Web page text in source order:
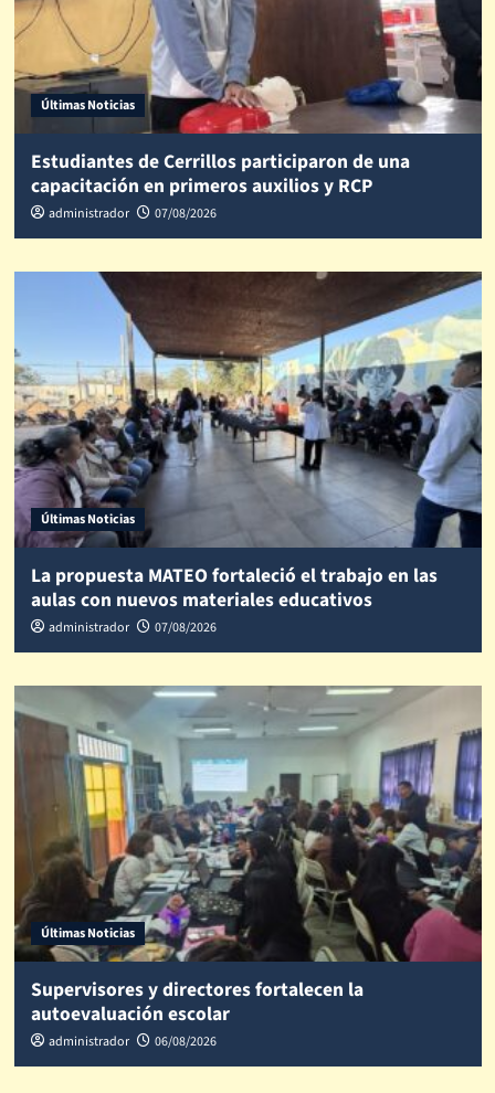
Últimas Noticias
Estudiantes de Cerrillos participaron de una
capacitación en primeros auxilios y RCP
administrador 07/08/2026
Últimas Noticias
La propuesta MATEO fortaleció el trabajo en las
aulas con nuevos materiales educativos
administrador 07/08/2026
Últimas Noticias
Supervisores y directores fortalecen la
autoevaluación escolar
administrador 06/08/2026